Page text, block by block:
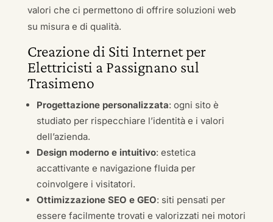
valori che ci permettono di offrire soluzioni web
su misura e di qualità.
Creazione di Siti Internet per
Elettricisti a Passignano sul
Trasimeno
Progettazione personalizzata: ogni sito è
studiato per rispecchiare l’identità e i valori
dell’azienda.
Design moderno e intuitivo: estetica
accattivante e navigazione fluida per
coinvolgere i visitatori.
Ottimizzazione SEO e GEO: siti pensati per
essere facilmente trovati e valorizzati nei motori